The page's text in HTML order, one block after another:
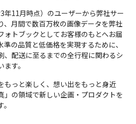
年11月時点）のユーザーから弊社サー
、月間で数百万枚の画像データを弊社
ォトブックとしてお客様のもとへお届
の品質と低価格を実現するために、
、配送に至るまでの全行程に関わるシ
す。
もっと楽しく、想い出をもっと身近
の領域で新しい企画・プロダクトを